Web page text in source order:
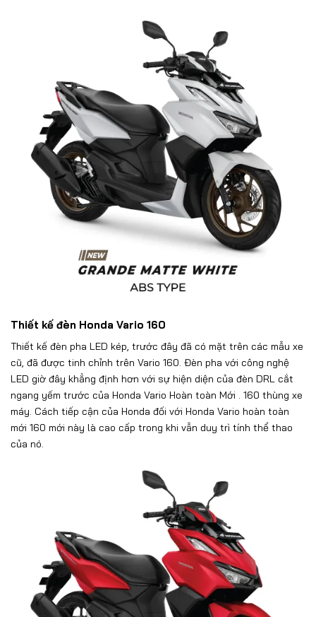
Thiết kế đèn Honda Vario 160
Thiết kế đèn pha LED kép, trước đây đã có mặt trên các mẫu xe
cũ, đã được tinh chỉnh trên Vario 160. Đèn pha với công nghệ
LED giờ đây khẳng định hơn với sự hiện diện của đèn DRL cắt
ngang yếm trước của Honda Vario Hoàn toàn Mới . 160 thùng xe
máy. Cách tiếp cận của Honda đối với Honda Vario hoàn toàn
mới 160 mới này là cao cấp trong khi vẫn duy trì tính thể thao
của nó.